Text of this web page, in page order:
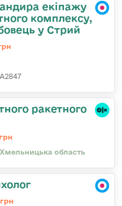
екіпажу
комплексу,
у Стрий
ракетного
область